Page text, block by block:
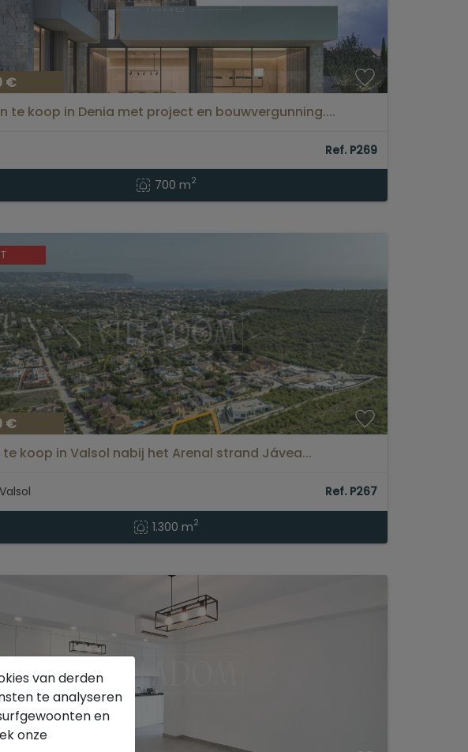
€
te koop in Denia met project en bouwvergunning....
Ref. P269
700 m2
€
te koop in Valsol nabij het Arenal strand Jávea...
Ref. P267
1.300 m2
van derden
te analyseren
en
onze